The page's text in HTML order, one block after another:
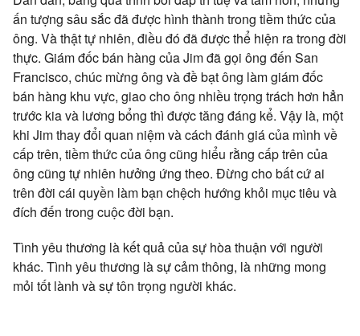
ấn tượng sâu sắc đã được hình thành trong tiềm thức của
ông. Và thật tự nhiên, điều đó đã được thể hiện ra trong đời
thực. Giám đốc bán hàng của Jim đã gọi ông đến San
Francisco, chúc mừng ông và đề bạt ông làm giám đốc
bán hàng khu vực, giao cho ông nhiều trọng trách hơn hẳn
trước kia và lương bổng thì được tăng đáng kể. Vậy là, một
khi Jim thay đổi quan niệm và cách đánh giá của mình về
cấp trên, tiềm thức của ông cũng hiểu rằng cấp trên của
ông cũng tự nhiên hưởng ứng theo. Đừng cho bất cứ ai
trên đời cái quyền làm bạn chệch hướng khỏi mục tiêu và
đích đến trong cuộc đời bạn.
Tình yêu thương là kết quả của sự hòa thuận với người
khác. Tình yêu thương là sự cảm thông, là những mong
mỏi tốt lành và sự tôn trọng người khác.